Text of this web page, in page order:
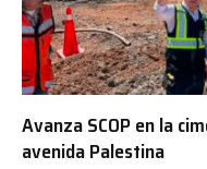
Avanza SCOP en la
avenida Palestina